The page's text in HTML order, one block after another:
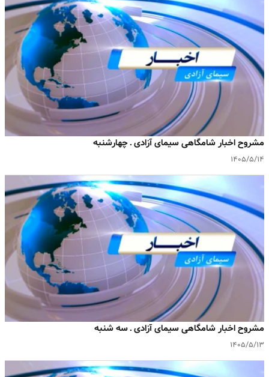
مشروح اخبار شامگاهی سیمای آزادی ـ چهارشنبه
۱۴۰۵/۵/۱۴
مشروح اخبار شامگاهی سیمای آزادی ـ سه شنبه
۱۴۰۵/۵/۱۳